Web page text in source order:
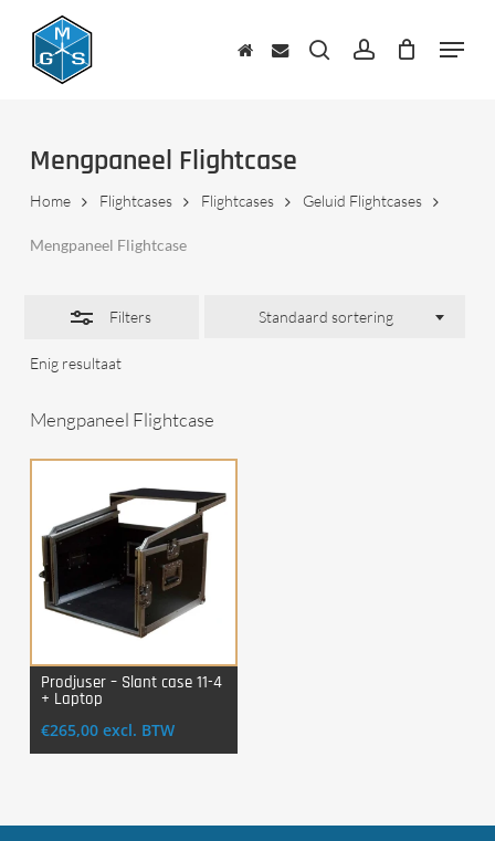
content
zoekenaccount Menu
Mengpaneel Flightcase
Home Flightcases Flightcases Geluid Flightcases
Mengpaneel Flightcase
Filters
Enig resultaat
Standaard sortering
Close
Filters
Mengpaneel Flightcase
Login Voor Aankoop
Prodjuser – Slant case 11-4
+ Laptop
€265,00 excl. BTW